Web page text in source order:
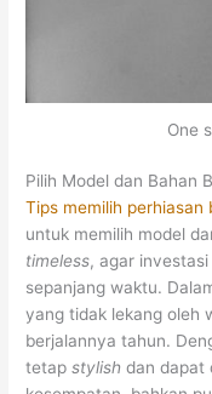
One
Pilih Model dan Bahan
Tips memilih perhiasan
untuk memilih model
timeless, agar
sepanjang waktu.
yang tidak lekang oleh
berjalannya tahun.
tetapstylish dan dapat